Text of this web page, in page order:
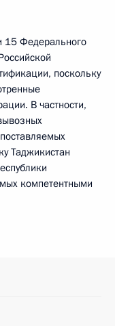
15 Федерального
поскольку
В частности,
Таджикистан
компетентными